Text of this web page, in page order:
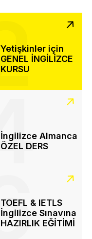
Yetişkinler için
GENEL İNGİLİZCE
KURSU
2
İngilizce Almanca
ÖZEL DERS
4
TOEFL & IETLS
İngilizce Sınavına
HAZIRLIK EĞİTİMİ
6